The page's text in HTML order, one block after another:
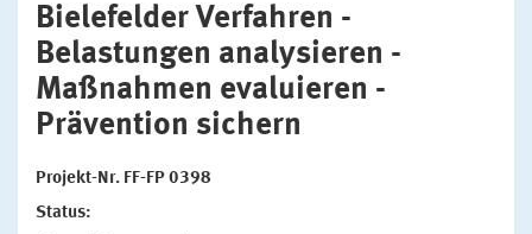
Bielefelder Verfahren -
Belastungen analysieren -
Maßnahmen evaluieren -
Prävention sichern
Projekt-Nr. FF-FP 0398
Status: